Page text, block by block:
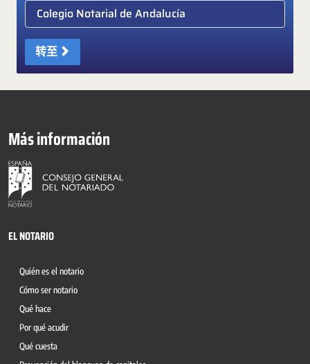
Elige colegio notarial
转至
Más información
EL NOTARIO
Quién es el notario
Cómo ser notario
Qué hace
Por qué acudir
Qué cuesta